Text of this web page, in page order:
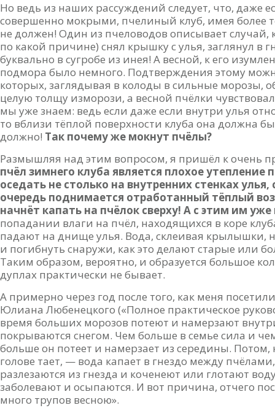
Но ведь из наших рассуждений следует, что, даже
совершенно мокрыми, пчелиный клуб, имея более
не должен! Один из пчеловодов описывает
по какой причине) снял крышку с улья, заглянул в
буквально в сугробе из инея! А весной, к его
подмора было немного. Подтверждения этому
которых, заглядывая в колоды в сильные морозы,
целую толщу изморози, а весной пчёлки
мы уже знаем: ведь если даже если внутри улья
то вблизи тёплой поверхности клуба она должна
должно! Так почему же мокнут пчёлы?
Размышляя над этим вопросом, я пришёл к очень
пчёл зимнего клуба является плохое
оседать не столько на внутренних стенках
очередь поднимается отработанный тёплый
начнёт капать на пчёлок сверху! А с этим им уже
попадании влаги на пчёл, находящихся в коре
падают на днище улья. Вода, склеивая крылышки,
и погибнуть снаружи, как это делают старые или
Таким образом, вероятно, и образуется большое
дуплах практически не бывает.
А примерно через год после того, как меня
Юлиана Любенецкого («Полное практическое
время больших морозов потеют и намерзают
покрываются снегом. Чем больше в семье сила и
больше он потеет и намерзает из середины.
голове тает, — вода капает в гнездо между
разлезаются из гнезда и коченеют или глотают
заболевают и осыпаются. И вот причина, отчего
много трупов весною».